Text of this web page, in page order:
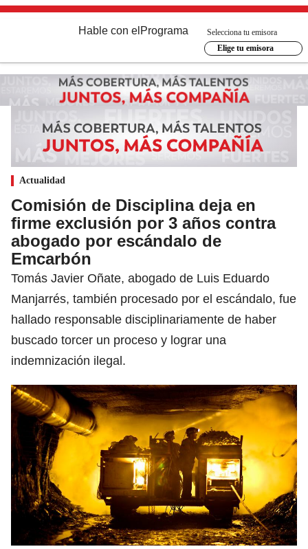
Hable con el Programa
Selecciona tu emisora
Elige tu emisora
Actualidad
Comisión de Disciplina deja en
firme exclusión por 3 años contra
abogado por escándalo de
Emcarbón
Tomás Javier Oñate, abogado de Luis Eduardo
Manjarrés, también procesado por el escándalo, fue
hallado responsable disciplinariamente de haber
buscado torcer un proceso y lograr una
indemnización ilegal.